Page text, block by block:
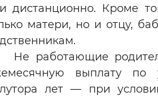
дистанционно. Кроме
матери, но и отцу,
Не работающие
выплату по
лет — при